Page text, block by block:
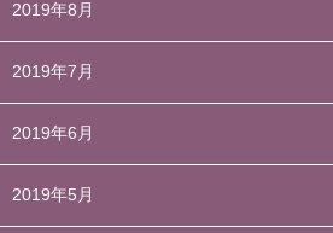
2019年8月
2019年7月
2019年6月
2019年5月